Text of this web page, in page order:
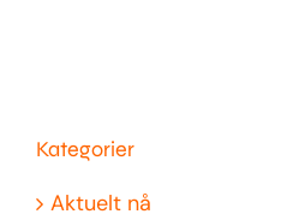
Kategorier
Aktuelt nå